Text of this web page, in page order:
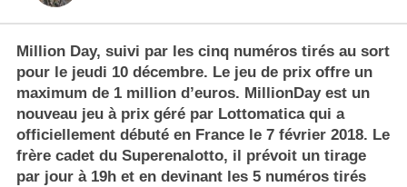
Million Day, suivi par les cinq numéros tirés au sort
pour le jeudi 10 décembre. Le jeu de prix offre un
maximum de 1 million d’euros. MillionDay est un
nouveau jeu à prix géré par Lottomatica qui a
officiellement débuté en France le 7 février 2018. Le
frère cadet du Superenalotto, il prévoit un tirage
par jour à 19h et en devinant les 5 numéros tirés